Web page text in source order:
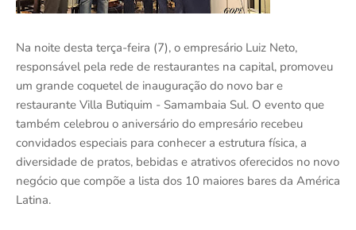
Na noite desta terça-feira (7), o empresário Luiz Neto,
responsável pela rede de restaurantes na capital, promoveu
um grande coquetel de inauguração do novo bar e
restaurante Villa Butiquim - Samambaia Sul. O evento que
também celebrou o aniversário do empresário recebeu
convidados especiais para conhecer a estrutura física, a
diversidade de pratos, bebidas e atrativos oferecidos no novo
negócio que compõe a lista dos 10 maiores bares da América
Latina.